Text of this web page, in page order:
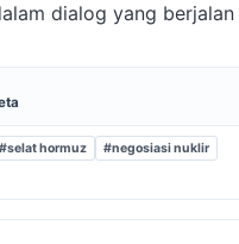
dialog yang
#selat hormuz #negosiasi nuklir